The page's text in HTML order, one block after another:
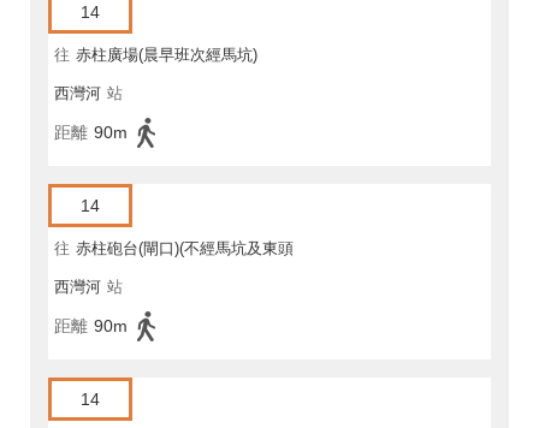
14
往 赤柱廣場(晨早班次經馬坑)
西灣河 站
距離 90m
14
往 赤柱砲台(閘口)(不經馬坑及東頭
灣道)
西灣河 站
距離 90m
14